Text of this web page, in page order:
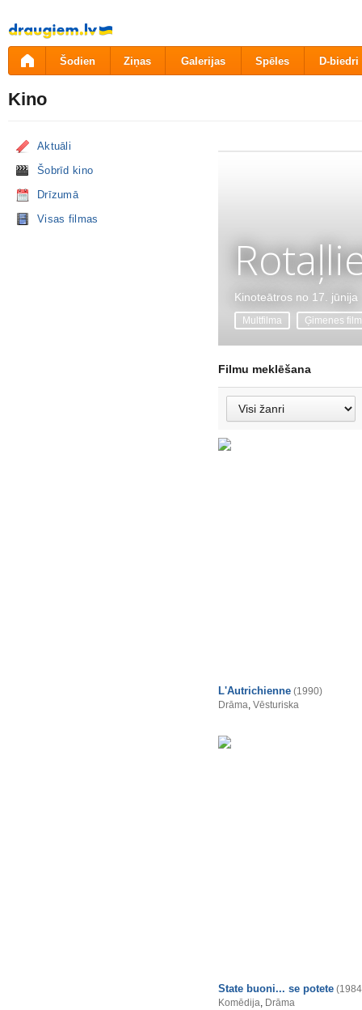
Pāriet
uz
saturu
Šodien Ziņas Galerijas Spēles D-biedri
Kino
Aktuāli
Šobrīd kino
Drīzumā
Visas filmas
Kinoteātros no 17. jūnija
Multfilma Ģimenes
Filmu meklēšana
L'Autrichienne (1990)
Drāma, Vēsturiska
State buoni... se potete
Komēdija, Drāma